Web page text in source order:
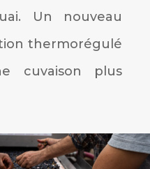
Un nouveau
thermorégulé
cuvaison plus